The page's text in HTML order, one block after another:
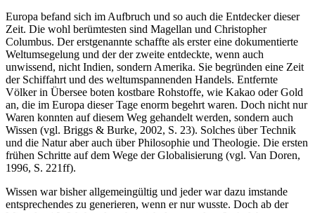
Burke, 2002, S. 15; Misa, 2004, S. 19ff).
Europa befand sich im Aufbruch und so auch die Entdecker dieser
Zeit. Die wohl berümtesten sind Magellan und Christopher
Columbus. Der erstgenannte schaffte als erster eine dokumentierte
Weltumsegelung und der der zweite entdeckte, wenn auch
unwissend, nicht Indien, sondern Amerika. Sie begründen eine Zeit
der Schiffahrt und des weltumspannenden Handels. Entfernte
Völker in Übersee boten kostbare Rohstoffe, wie Kakao oder Gold
an, die im Europa dieser Tage enorm begehrt waren. Doch nicht nur
Waren konnten auf diesem Weg gehandelt werden, sondern auch
Wissen (vgl. Briggs & Burke, 2002, S. 23). Solches über Technik
und die Natur aber auch über Philosophie und Theologie. Die ersten
1996, S. 221ff).